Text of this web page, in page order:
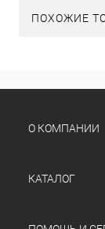
ПОХОЖИЕ
О КОМПАНИИ
КАТАЛОГ